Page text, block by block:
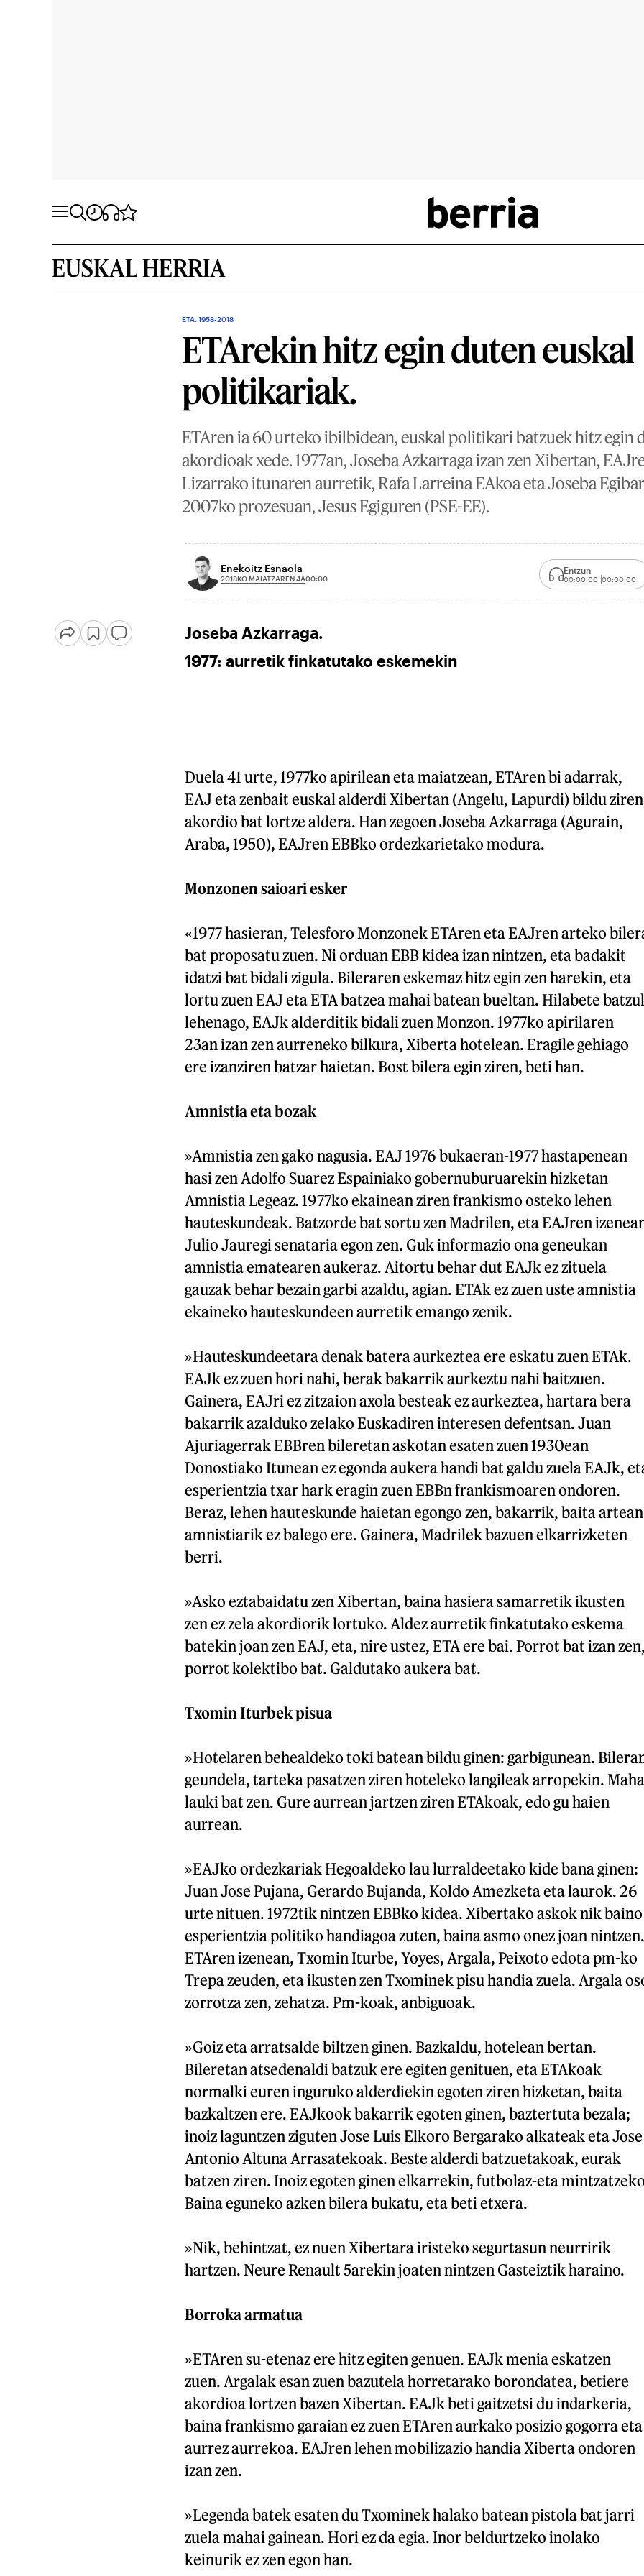
EUSKAL HERRIA
ETA. 1958-2018
ETArekin hitz egin duten euskal
politikariak.
ETAren ia 60 urteko ibilbidean, euskal politikari batzuek hitz egin
akordioak xede. 1977an, Joseba Azkarraga izan zen Xibertan,
Lizarrako itunaren aurretik, Rafa Larreina EAkoa eta Joseba
2007ko prozesuan, Jesus Egiguren (PSE-EE).
Enekoitz Esnaola
2018KO MAIATZAREN 4A00:00
Entzun
00:00:00 00:00:00
Joseba Azkarraga.
1977: aurretik finkatutako eskemekin
Duela 41 urte, 1977ko apirilean eta maiatzean, ETAren bi adarrak,
EAJ eta zenbait euskal alderdi Xibertan (Angelu, Lapurdi) bildu
akordio bat lortze aldera. Han zegoen Joseba Azkarraga (Agurain,
Araba, 1950), EAJren EBBko ordezkarietako modura.
Monzonen saioari esker
«1977 hasieran, Telesforo Monzonek ETAren eta EAJren arteko
bat proposatu zuen. Ni orduan EBB kidea izan nintzen, eta badakit
idatzi bat bidali zigula. Bileraren eskemaz hitz egin zen harekin, eta
lortu zuen EAJ eta ETA batzea mahai batean bueltan. Hilabete
lehenago, EAJk alderditik bidali zuen Monzon. 1977ko apirilaren
23an izan zen aurreneko bilkura, Xiberta hotelean. Eragile gehiago
ere izanziren batzar haietan. Bost bilera egin ziren, beti han.
Amnistia eta bozak
»Amnistia zen gako nagusia. EAJ 1976 bukaeran-1977 hastapenean
hasi zen Adolfo Suarez Espainiako gobernuburuarekin hizketan
Amnistia Legeaz. 1977ko ekainean ziren frankismo osteko lehen
hauteskundeak. Batzorde bat sortu zen Madrilen, eta EAJren
Julio Jauregi senataria egon zen. Guk informazio ona geneukan
amnistia ematearen aukeraz. Aitortu behar dut EAJk ez zituela
gauzak behar bezain garbi azaldu, agian. ETAk ez zuen uste amnistia
ekaineko hauteskundeen aurretik emango zenik.
»Hauteskundeetara denak batera aurkeztea ere eskatu zuen ETAk.
EAJk ez zuen hori nahi, berak bakarrik aurkeztu nahi baitzuen.
Gainera, EAJri ez zitzaion axola besteak ez aurkeztea, hartara bera
bakarrik azalduko zelako Euskadiren interesen defentsan. Juan
Ajuriagerrak EBBren bileretan askotan esaten zuen 1930ean
Donostiako Itunean ez egonda aukera handi bat galdu zuela EAJk,
esperientzia txar hark eragin zuen EBBn frankismoaren ondoren.
Beraz, lehen hauteskunde haietan egongo zen, bakarrik, baita artean
amnistiarik ez balego ere. Gainera, Madrilek bazuen elkarrizketen
berri.
»Asko eztabaidatu zen Xibertan, baina hasiera samarretik ikusten
zen ez zela akordiorik lortuko. Aldez aurretik finkatutako eskema
batekin joan zen EAJ, eta, nire ustez, ETA ere bai. Porrot bat izan
porrot kolektibo bat. Galdutako aukera bat.
Txomin Iturbek pisua
»Hotelaren behealdeko toki batean bildu ginen: garbigunean.
geundela, tarteka pasatzen ziren hoteleko langileak arropekin.
lauki bat zen. Gure aurrean jartzen ziren ETAkoak, edo gu haien
aurrean.
»EAJko ordezkariak Hegoaldeko lau lurraldeetako kide bana ginen:
Juan Jose Pujana, Gerardo Bujanda, Koldo Amezketa eta laurok. 26
urte nituen. 1972tik nintzen EBBko kidea. Xibertako askok nik baino
esperientzia politiko handiagoa zuten, baina asmo onez joan nintzen.
ETAren izenean, Txomin Iturbe, Yoyes, Argala, Peixoto edota pm-ko
Trepa zeuden, eta ikusten zen Txominek pisu handia zuela. Argala
zorrotza zen, zehatza. Pm-koak, anbiguoak.
»Goiz eta arratsalde biltzen ginen. Bazkaldu, hotelean bertan.
Bileretan atsedenaldi batzuk ere egiten genituen, eta ETAkoak
normalki euren inguruko alderdiekin egoten ziren hizketan, baita
bazkaltzen ere. EAJkook bakarrik egoten ginen, baztertuta bezala;
inoiz laguntzen ziguten Jose Luis Elkoro Bergarako alkateak eta Jose
Antonio Altuna Arrasatekoak. Beste alderdi batzuetakoak, eurak
batzen ziren. Inoiz egoten ginen elkarrekin, futbolaz-eta
Baina eguneko azken bilera bukatu, eta beti etxera.
»Nik, behintzat, ez nuen Xibertara iristeko segurtasun neurririk
hartzen. Neure Renault 5arekin joaten nintzen Gasteiztik haraino.
Borroka armatua
»ETAren su-etenaz ere hitz egiten genuen. EAJk menia eskatzen
zuen. Argalak esan zuen bazutela horretarako borondatea, betiere
akordioa lortzen bazen Xibertan. EAJk beti gaitzetsi du indarkeria,
baina frankismo garaian ez zuen ETAren aurkako posizio gogorra eta
aurrez aurrekoa. EAJren lehen mobilizazio handia Xiberta ondoren
izan zen.
»Legenda batek esaten du Txominek halako batean pistola bat jarri
zuela mahai gainean. Hori ez da egia. Inor beldurtzeko inolako
keinurik ez zen egon han.